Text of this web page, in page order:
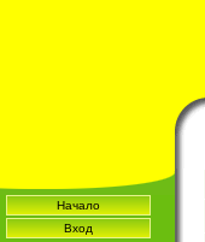
Начало
Вход